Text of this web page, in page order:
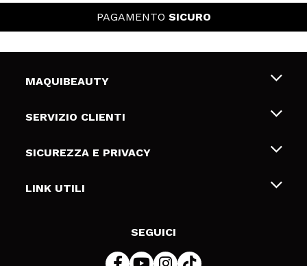
PAGAMENTO SICURO
MAQUIBEAUTY
Chi siamo
Gift Cards
SERVIZIO CLIENTI
Spedizioni & Resi
Metodi di pagamamento
SICUREZZA E PRIVACY
Termini e condizioni
LINK UTILI
SEGUICI